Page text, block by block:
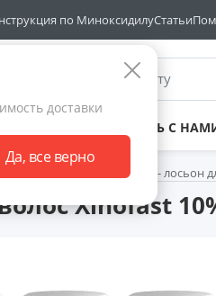
доставки
Да, все верно
по МиноксидилуСтатьи
Поиск по сайту
ЗАРАБОТАТЬ С
для роста волос Xinofast - лосьон
Xinofast